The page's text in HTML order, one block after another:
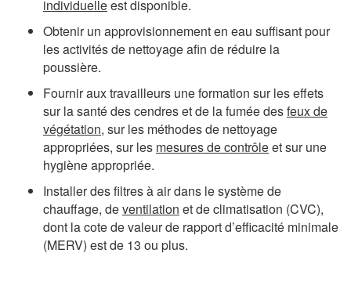
individuelleest disponible.
Obtenir un approvisionnement en eau suffisant pour
les activités de nettoyage afin de réduire la
poussière.
Fournir aux travailleurs une formation sur les effets
sur la santé des cendres et de la fumée desfeux de
végétation, sur les méthodes de nettoyage
appropriées, sur les mesures de contrôleet sur une
hygiène appropriée.
Installer des filtres à air dans le système de
chauffage, deventilation et de climatisation (CVC),
dont la cote de valeur de rapport d’efficacité minimale
(MERV) est de 13 ou plus.